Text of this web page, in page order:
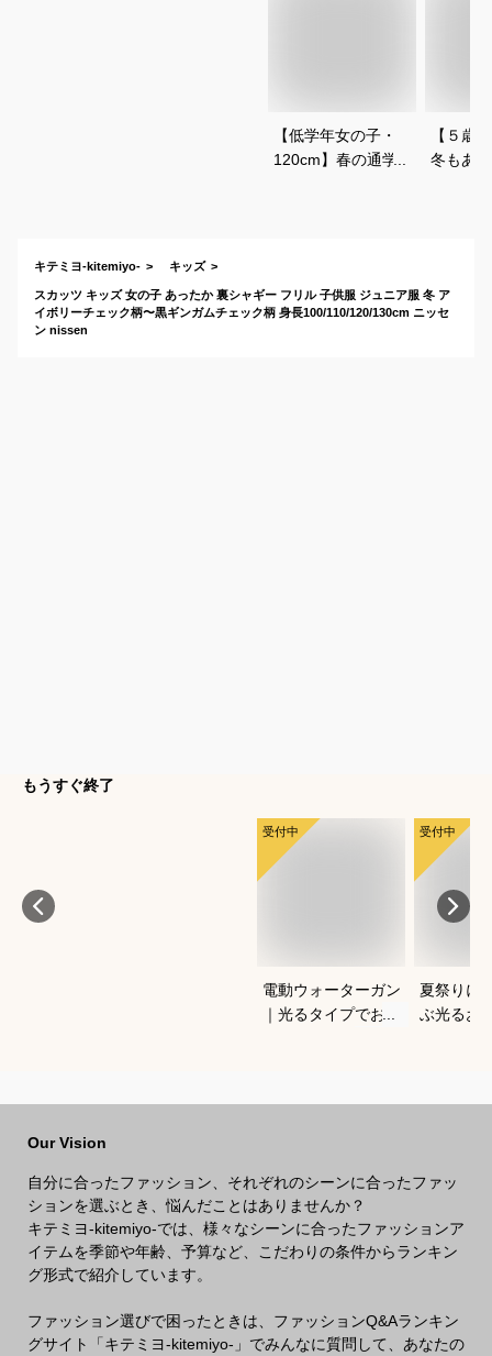
【低学年女の子・
120cm】春の通学用
【５歳
冬もあ
キテミヨ-kitemiyo- キッズ
スカッツ キッズ 女の子 あったか 裏シャギー フリル 子供服 ジュニア服 冬 ア
イボリーチェック柄〜黒ギンガムチェック柄 身長100/110/120/130cm ニッセ
ン nissen
もうすぐ終了
受付中
電動ウォーターガン
｜光るタイプでおす
受付中
夏祭りに
ぶ光るお
Our Vision
自分に合ったファッション、それぞれのシーンに合ったファッ
ションを選ぶとき、悩んだことはありませんか？
キテミヨ-kitemiyo-では、様々なシーンに合ったファッションア
イテムを季節や年齢、予算など、こだわりの条件からランキン
グ形式で紹介しています。
ファッション選びで困ったときは、ファッションQ&Aランキン
グサイト「キテミヨ-kitemiyo-」でみんなに質問して、あなたの